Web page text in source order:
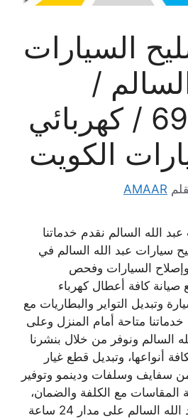
السيارات
/
69622745 / كهربائي
الكويت
AMAAR
الله السالم نقدم خدماتنا
سيارات عبد الله السالم في
وإصلاح السيارات وفحص
صيانة كافة أعطال كهرباء
وتبديل التواير والبطاريات مع
متاحة أمام المنزل وعلى
السالم ونوفر من خلال بنشرنا
أنواعها، وتبديل قطع غيار
من سفايف وسلفات ودينمو وتوفير
المقاسات مع الكلفة والضمان،
فخدماتنا متاحة في عبد الله السالم على مدار 24 ساعة